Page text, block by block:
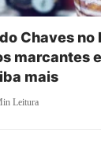
Chaves no
marcantes
mais
Leitura